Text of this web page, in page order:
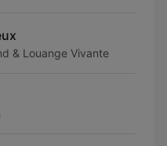
& Louange Vivante